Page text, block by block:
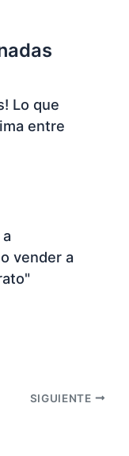
Lo que
entre
vender a
SIGUIENTE